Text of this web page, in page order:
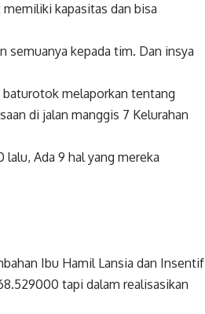
kapasitas dan bisa
semuanya kepada tim. Dan insya
baturotok melaporkan tentang
di jalan manggis 7 Kelurahan
Ada 9 hal yang mereka
Ibu Hamil Lansia dan Insentif
tapi dalam realisasikan